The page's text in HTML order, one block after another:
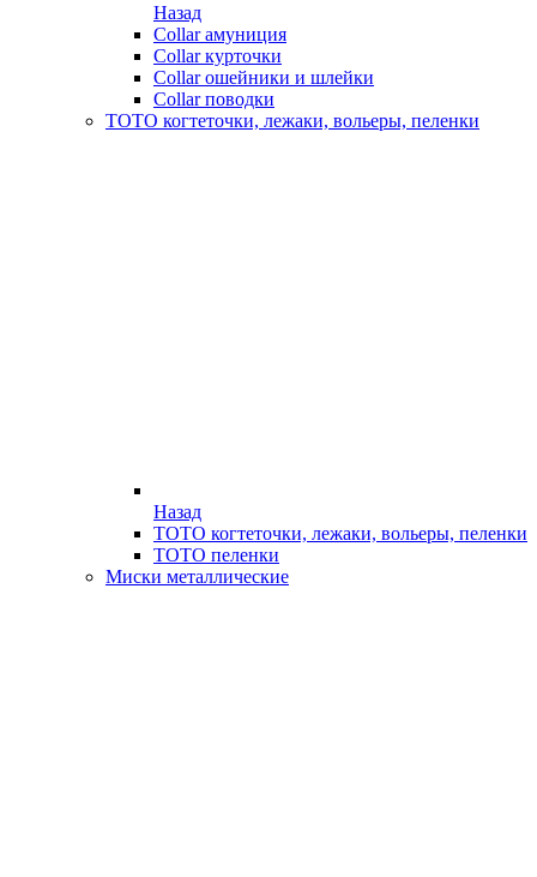
Назад
Collar амуниция
Collar курточки
Collar ошейники и шлейки
Collar поводки
ТОТО когтеточки, лежаки, вольеры, пеленки
Назад
ТОТО когтеточки, лежаки, вольеры, пеленки
ТОТО пеленки
Миски металлические